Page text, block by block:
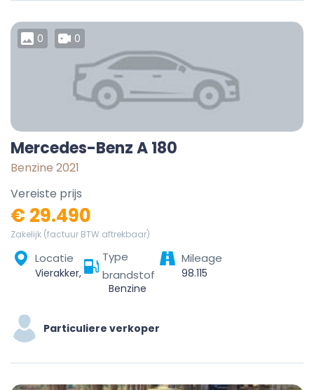
0 0
Mercedes-Benz A 180
Benzine 2021
Vereiste prijs
€ 29.490
Zakelijk (factuur BTW aftrekbaar)
Locatie
Vierakker, Bronckhorst, Gelderland, Nederland
Type
brandstof
Benzine
Mileage
98.115
Particuliere verkoper